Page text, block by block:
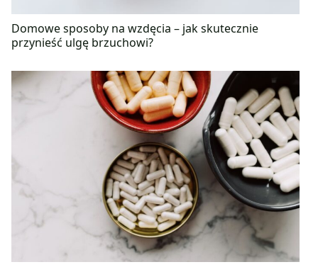
Domowe sposoby na wzdęcia – jak skutecznie
przynieść ulgę brzuchowi?